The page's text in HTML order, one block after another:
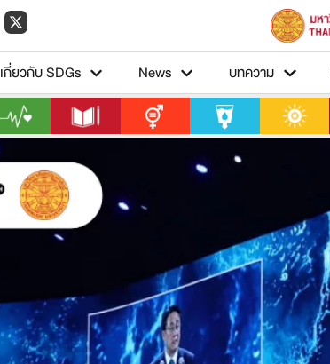
เกี่ยวกับ SDGs News บทความ